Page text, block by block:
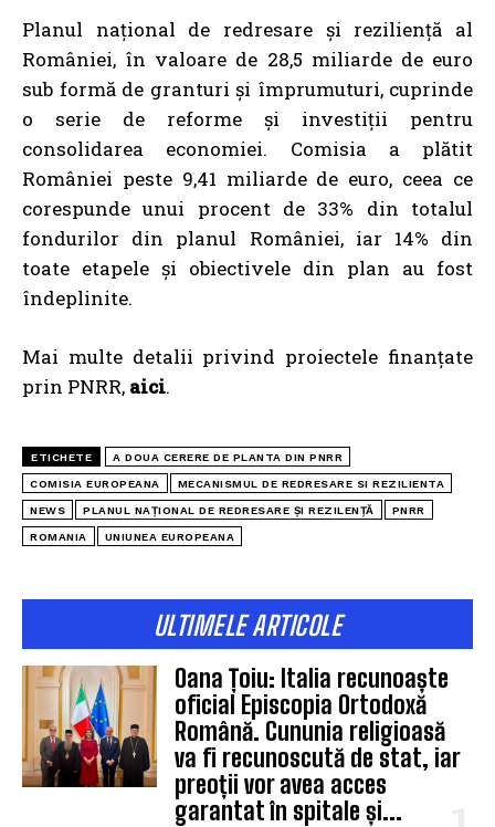
Planul național de redresare și reziliență al
României, în valoare de 28,5 miliarde de euro
sub formă de granturi și împrumuturi, cuprinde
o serie de reforme și investiții pentru
consolidarea economiei. Comisia a plătit
României peste 9,41 miliarde de euro, ceea ce
corespunde unui procent de 33% din totalul
fondurilor din planul României, iar 14% din
toate etapele și obiectivele din plan au fost
îndeplinite.
Mai multe detalii privind proiectele finanțate
prin PNRR, aici.
ETICHETE A DOUA CERERE DE PLANTA DIN PNRR
COMISIA EUROPEANA MECANISMUL DE REDRESARE SI REZILIENTA
NEWS PLANUL NAȚIONAL DE REDRESARE ȘI REZILENȚĂ PNRR
ROMANIA UNIUNEA EUROPEANA
ULTIMELE ARTICOLE
Oana Țoiu: Italia recunoaște
oficial Episcopia Ortodoxă
Română. Cununia religioasă
va fi recunoscută de stat, iar
preoții vor avea acces
garantat în spitale și...